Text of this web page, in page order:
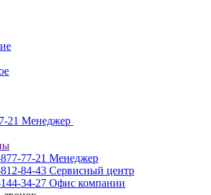
21 Менеджер
77-21 Менеджер
84-43 Сервисный центр
34-27 Офис компании